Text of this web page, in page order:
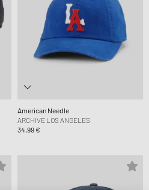
American Needle
ARCHIVE LOS ANGELES
34,99 €